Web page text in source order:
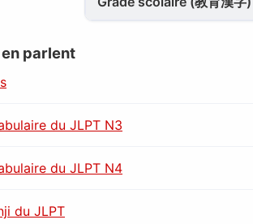
parlent
du JLPT N3
du JLPT N4
du JLPT